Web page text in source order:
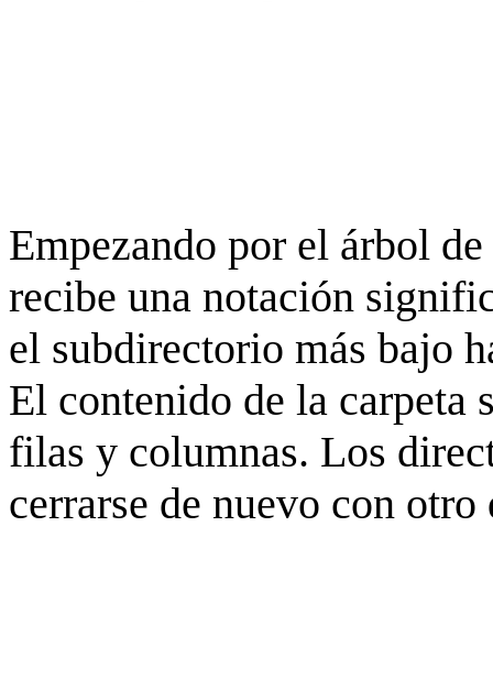
Empezando por el árbol
recibe una notación
el subdirectorio más bajo
El contenido de la carpeta
filas y columnas. Los
cerrarse de nuevo con